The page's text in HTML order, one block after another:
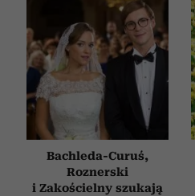
Bachleda-Curuś,
Roznerski
i Zakościelny szukają